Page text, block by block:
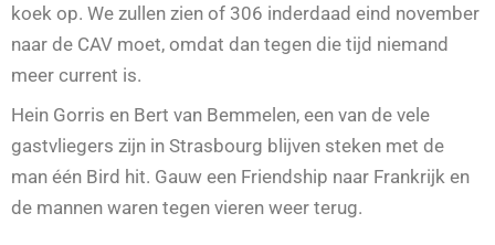
koek op. We zullen zien of 306 inderdaad eind november
naar de CAV moet, omdat dan tegen die tijd niemand
meer current is.
Hein Gorris en Bert van Bemmelen, een van de vele
gastvliegers zijn in Strasbourg blijven steken met de
man één Bird hit. Gauw een Friendship naar Frankrijk en
de mannen waren tegen vieren weer terug.